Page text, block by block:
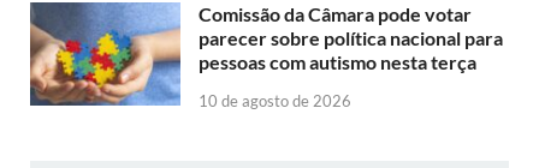
Comissão da Câmara pode votar
parecer sobre política nacional para
pessoas com autismo nesta terça
10 de agosto de 2026